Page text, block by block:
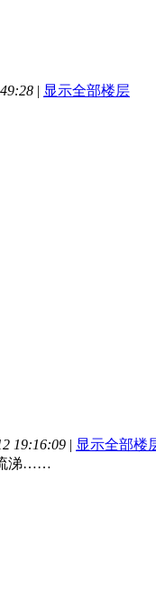
| 显示全部楼层
19:16:09 | 显示全部楼
涕……